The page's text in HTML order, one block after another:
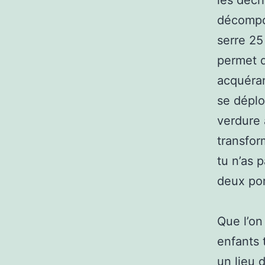
serre
permet
se
verdure
tu n’as
deux
Que
enfants
un lieu